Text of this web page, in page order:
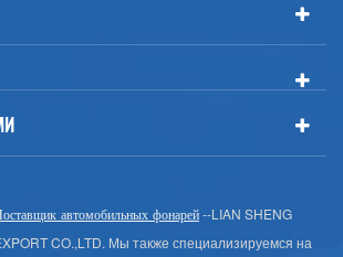
автомобильных фонарей--LIAN SHENG
CO.,LTD. Мы также специализируемся на